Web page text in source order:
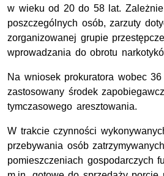
w wieku od 20 do 58 lat.
poszczególnych osób, zarzuty
zorganizowanej grupie
wprowadzania do obrotu
Na wniosek prokuratora wobec 36
zastosowany środek
tymczasowego aresztowania.
W trakcie czynności
przebywania osób
pomieszczeniach gospodarczych